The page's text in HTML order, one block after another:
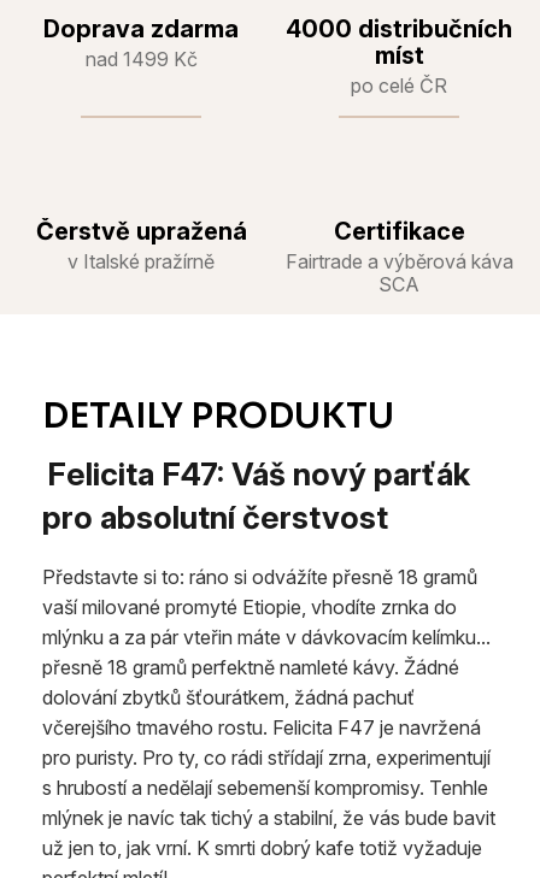
Doprava zdarma
nad 1499 Kč
4000 distribučních
míst
po celé ČR
Čerstvě upražená
v Italské pražírně
Certifikace
Fairtrade a výběrová káva
SCA
Felicita F47: Váš nový parťák
pro absolutní čerstvost
Představte si to: ráno si odvážíte přesně 18 gramů
vaší milované promyté Etiopie, vhodíte zrnka do
mlýnku a za pár vteřin máte v dávkovacím kelímku...
přesně 18 gramů perfektně namleté kávy. Žádné
dolování zbytků šťourátkem, žádná pachuť
včerejšího tmavého rostu. Felicita F47 je navržená
pro puristy. Pro ty, co rádi střídají zrna, experimentují
s hrubostí a nedělají sebemenší kompromisy. Tenhle
mlýnek je navíc tak tichý a stabilní, že vás bude bavit
už jen to, jak vrní. K smrti dobrý kafe totiž vyžaduje